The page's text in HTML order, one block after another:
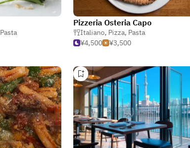
Pasta
Pizzeria Osteria Capo
Italiano, Pizza, Pasta
¥4,500
¥3,500